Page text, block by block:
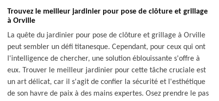
Trouvez le meilleur jardinier pour pose de clôture et grillage
à Orville
La quête du jardinier pour pose de clôture et grillage à Orville
peut sembler un défi titanesque. Cependant, pour ceux qui ont
l'intelligence de chercher, une solution éblouissante s'offre à
eux. Trouver le meilleur jardinier pour cette tâche cruciale est
un art délicat, car il s'agit de confier la sécurité et l'esthétique
de son havre de paix à des mains expertes. Osez prendre le pas